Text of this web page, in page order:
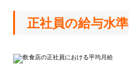
正社員の給与水準